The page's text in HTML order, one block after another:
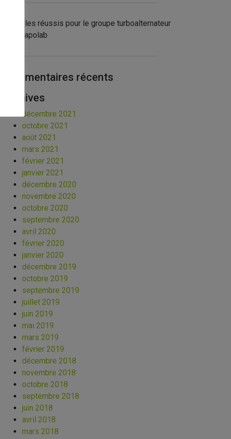
Contrôles réussis pour le groupe turboalternateur
et le Vapolab
Commentaires récents
Archives
décembre 2021
octobre 2021
août 2021
mars 2021
février 2021
janvier 2021
décembre 2020
novembre 2020
octobre 2020
septembre 2020
avril 2020
février 2020
janvier 2020
décembre 2019
octobre 2019
septembre 2019
juillet 2019
juin 2019
mai 2019
mars 2019
février 2019
décembre 2018
novembre 2018
octobre 2018
septembre 2018
juin 2018
avril 2018
mars 2018